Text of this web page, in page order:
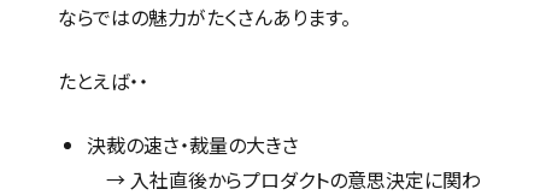
ならではの魅力がたくさんあります。
たとえば・・
決裁の速さ・裁量の大きさ
→ 入社直後からプロダクトの意思決定に関わ